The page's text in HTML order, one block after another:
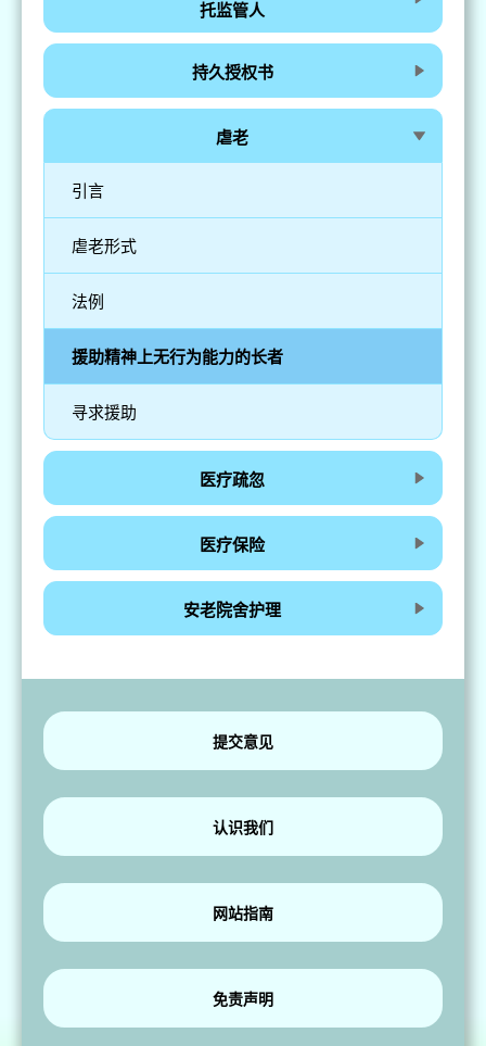
托监管人
持久授权书
虐老
寻求援助
援助精神上无行为能力的长者
法例
虐老形式
引言
医疗疏忽
医疗保险
安老院舍护理
提交意见
认识我们
网站指南
免责声明